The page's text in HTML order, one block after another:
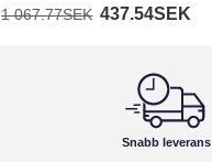
1 067.77SEK 437.54SEK
Snabb leverans